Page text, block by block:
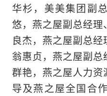
华杉，美美集团副
悠，燕之屋副总经
良杰，燕之屋副总
翁惠贞，燕之屋副
群艳，燕之屋人力
导及燕之屋全国合